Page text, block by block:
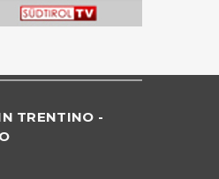
TRENTINO -